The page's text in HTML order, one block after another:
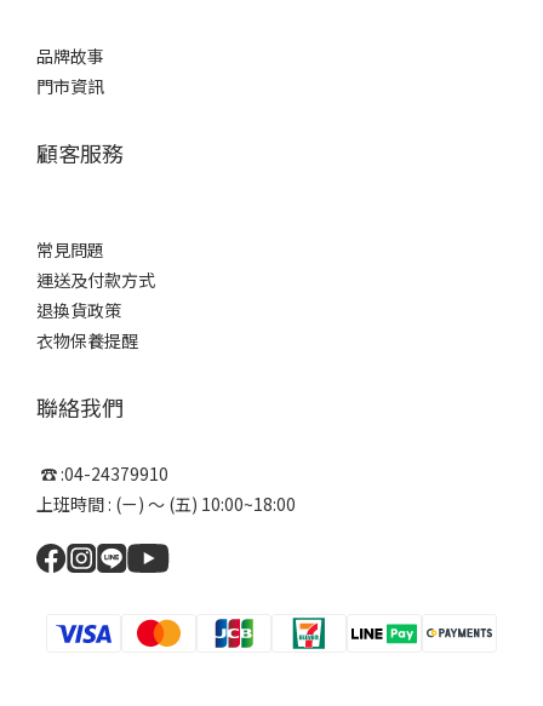
品牌故事
門市資訊
顧客服務
常見問題
運送及付款方式
退換貨政策
衣物保養提醒
聯絡我們
☎ :04-24379910
上班時間 : (ㄧ) ～ (五) 10:00~18:00